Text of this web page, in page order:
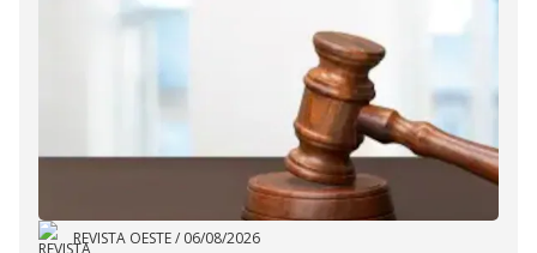
REVISTA OESTE/ 06/08/2026